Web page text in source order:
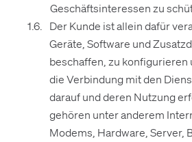
Geschäftsinteressen zu
Der Kunde ist allein dafür
Geräte, Software und
beschaffen, zu konfigurieren
die Verbindung mit den
darauf und deren Nutzung
gehören unter anderem
Modems, Hardware, Server,